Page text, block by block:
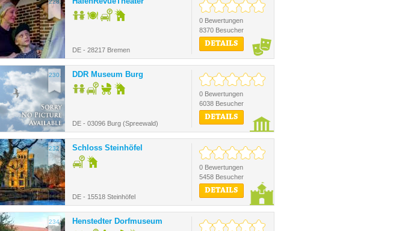
228.
DE - 28217 Bremen
0 Bewertungen
8370 Besucher
DETAILS
230. DDR Museum Burg
DE - 03096 Burg (Spreewald)
0 Bewertungen
6038 Besucher
DETAILS
232. Schloss Steinhöfel
DE - 15518 Steinhöfel
0 Bewertungen
5458 Besucher
DETAILS
234. Henstedter Dorfmuseum